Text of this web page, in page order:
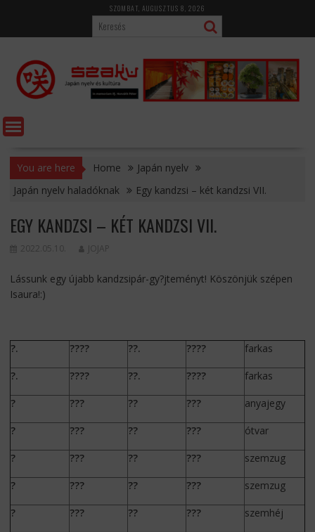
content
SZOMBAT, AUGUSZTUS 8, 2026
You are here Home
Japán nyelv
Japán nyelv haladóknak
Egy kandzsi – két kandzsi VII.
EGY KANDZSI – KÉT KANDZSI VII.
2022.05.10. JOJAP
Lássunk egy újabb kandzsipár-gy?jteményt! Köszönjük szépen
Isaura!:)
?. ???? ??. ???? farkas
?. ???? ??. ???? farkas
? ??? ?? ??? anyajegy
? ??? ?? ??? ótvar
? ??? ?? ??? szemzug
? ??? ?? ??? szemzug
? ??? ?? ??? szemhéj